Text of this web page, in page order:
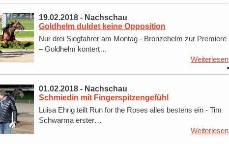
19.02.2018 - Nachschau
Goldhelm duldet keine Opposition
Nur drei Siegfahrer am Montag - Bronzehelm zur Premiere
– Goldhelm kontert…
Weiterlesen
01.02.2018 - Nachschau
Schmiedin mit Fingerspitzengefühl
Luisa Ehrig teilt Run for the Roses alles bestens ein - Tim
Schwarma erster…
Weiterlesen